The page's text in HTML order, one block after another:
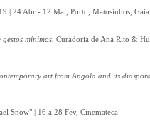
| 24 Abr - 12 Mai, Porto, Matosinhos, Gaia
mínimos , Curadoria de Ana Rito &
art from Angola and its
Snow" | 16 a 28 Fev, Cinemateca